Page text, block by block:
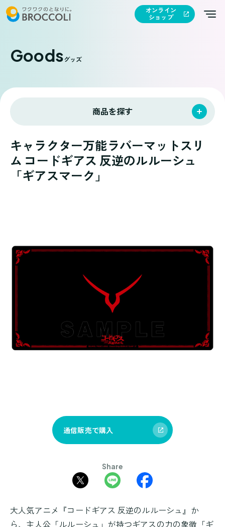
オンライン
ショップ
Goodsグッズ
商品を探す
キャラクター万能ラバーマットスリ
ム コードギアス 反逆のルルーシュ
「ギアスマーク」
通信販売で購入
Share
大人気アニメ『コードギアス 反逆のルルーシュ』か
ら、主人公「ルルーシュ」が持つギアスの力の象徴「ギ